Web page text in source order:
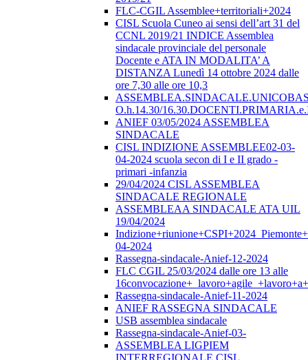
FLC-CGIL Assemblee+territoriali+2024
CISL Scuola Cuneo ai sensi dell’art 31 del
CCNL 2019/21 INDICE Assemblea
sindacale provinciale del personale
Docente e ATA IN MODALITA’ A
DISTANZA Lunedì 14 ottobre 2024 dalle
ore 7,30 alle ore 10,3
O.h.14.30/
ANIEF 03/05/2024 ASSEMBLEA
SINDACALE
CISL INDIZIONE ASSEMBLEE02-03-
04-2024 scuola secon di I e II grado -
primari -infanzia
29/04/2024 CISL ASSEMBLEA
SINDACALE REGIONALE
ASSEMBLEAA SINDACALE ATA UIL
19/04/2024
04-2024
Rassegna-sindacale-Anief-12-2024
FLC CGIL 25/03/2024 dalle ore 13 alle
Rassegna-sindacale-Anief-11-2024
ANIEF RASSEGNA SINDACALE
USB assemblea sindacale
Rassegna-sindacale-Anief-03-
ASSEMBLEA LIGPIEM